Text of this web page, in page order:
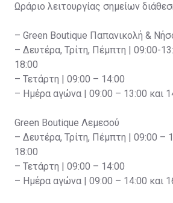
Ωράριο λειτουργίας σημείων
– Green Boutique Παπανικολή &
– Δευτέρα, Τρίτη, Πέμπτη | 09:00-
18:00
– Τετάρτη | 09:00 – 14:00
– Ημέρα αγώνα | 09:00 – 13:00 και
Green Boutique Λεμεσού
– Δευτέρα, Τρίτη, Πέμπτη | 09:00 –
18:00
– Τετάρτη | 09:00 – 14:00
– Ημέρα αγώνα | 09:00 – 14:00 και